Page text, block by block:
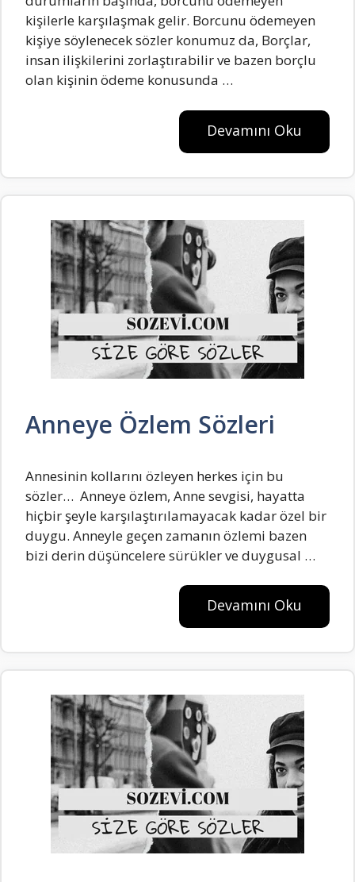
kişilerle karşılaşmak gelir. Borcunu ödemeyen
kişiye söylenecek sözler konumuz da, Borçlar,
insan ilişkilerini zorlaştırabilir ve bazen borçlu
olan kişinin ödeme konusunda …
Devamını Oku
Anneye Özlem Sözleri
Annesinin kollarını özleyen herkes için bu
sözler… Anneye özlem, Anne sevgisi, hayatta
hiçbir şeyle karşılaştırılamayacak kadar özel bir
duygu. Anneyle geçen zamanın özlemi bazen
bizi derin düşüncelere sürükler ve duygusal …
Devamını Oku